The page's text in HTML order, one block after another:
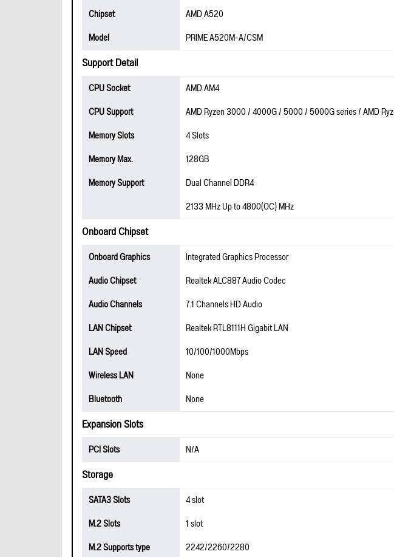
Chipset
AMD A520
Model
PRIME A520M-A/CSM
Support Detail
CPU Socket
AMD AM4
CPU Support
AMD Ryzen 3000 / 4000G / 5000 / 5000G series / AMD
Memory Slots
4 Slots
Memory Max.
128GB
Memory Support
Dual Channel DDR4
2133 MHz Up to 4800(OC) MHz
Onboard Chipset
Onboard Graphics
Integrated Graphics Processor
Audio Chipset
Realtek ALC887 Audio Codec
Audio Channels
7.1 Channels HD Audio
LAN Chipset
Realtek RTL8111H Gigabit LAN
LAN Speed
10/100/1000Mbps
Wireless LAN
None
Bluetooth
None
Expansion Slots
PCI Slots N/A
Storage
SATA3 Slots
4 slot
M.2 Slots
1 slot
M.2 Supports type
2242/2260/2280